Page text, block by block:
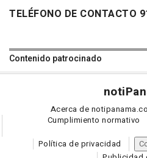
TELÉFONO DE CONTACTO
Contenido patrocinado
noti
Acerca de
Cumplimiento normativo
Política de privacidad